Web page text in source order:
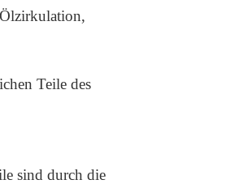
Teile des
sind durch die